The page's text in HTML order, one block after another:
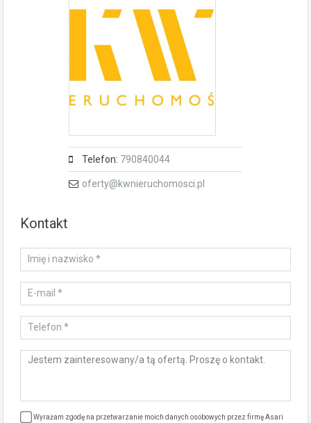
Telefon: 790840044
oferty@kwnieruchomosci.pl
Kontakt
Wyrażam zgodę na przetwarzanie moich danych osobowych przez firmę Asari